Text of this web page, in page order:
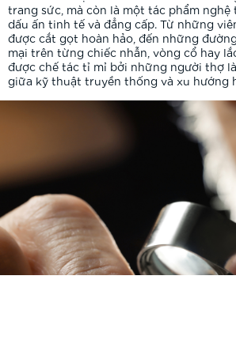
trang sức, mà còn là một tác phẩm nghệ
dấu ấn tinh tế và đẳng cấp. Từ những
được cắt gọt hoàn hảo, đến những
mại trên từng chiếc nhẫn, vòng cổ hay
được chế tác tỉ mỉ bởi những người thợ
giữa kỹ thuật truyền thống và xu hướng